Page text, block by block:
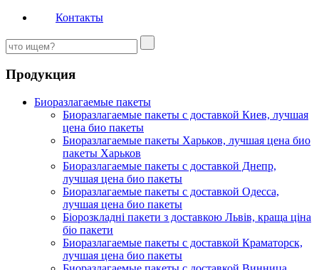
Контакты
Продукция
Биоразлагаемые пакеты
Биоразлагаемые пакеты с доставкой Киев, лучшая
цена био пакеты
Биоразлагаемые пакеты Харьков, лучшая цена био
пакеты Харьков
Биоразлагаемые пакеты с доставкой Днепр,
лучшая цена био пакеты
Биоразлагаемые пакеты с доставкой Одесса,
лучшая цена био пакеты
Біорозкладні пакети з доставкою Львів, краща ціна
біо пакети
Биоразлагаемые пакеты с доставкой Краматорск,
лучшая цена био пакеты